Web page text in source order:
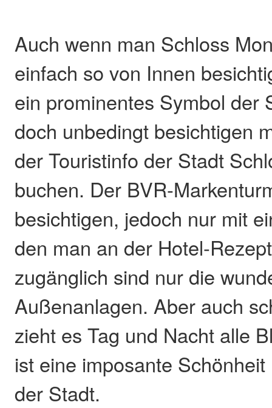
Auch wenn man Schloss
einfach so von Innen
ein prominentes Symbol der
doch unbedingt besichtigen
der Touristinfo der Stadt
buchen. Der BVR-
besichtigen, jedoch nur mit
den man an der Hotel-
zugänglich sind nur die
Außenanlagen. Aber auch
zieht es Tag und Nacht alle
ist eine imposante
der Stadt.